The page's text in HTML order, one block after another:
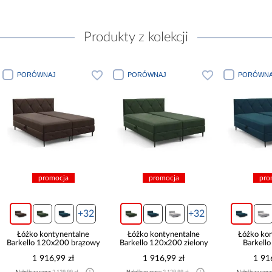
Produkty z kolekcji
PORÓWNAJ
promocja
+32
Łóżko kontynentalne
Barkello 120x200 brązowy
1 916,99 zł
PORÓWNAJ
promocja
+32
Łóżko kontynentalne
Barkello 120x200 zielony
1 916,99 zł
Łóżko
1